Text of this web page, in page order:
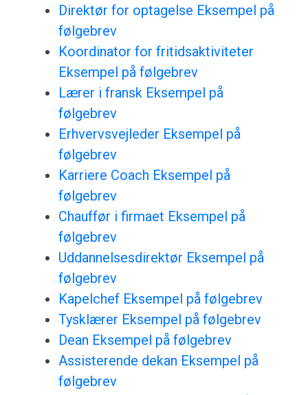
Direktør for optagelse Eksempel på
følgebrev
Koordinator for fritidsaktiviteter
Eksempel på følgebrev
Lærer i fransk Eksempel på
følgebrev
Erhvervsvejleder Eksempel på
følgebrev
Karriere Coach Eksempel på
følgebrev
Chauffør i firmaet Eksempel på
følgebrev
Uddannelsesdirektør Eksempel på
følgebrev
Kapelchef Eksempel på følgebrev
Tysklærer Eksempel på følgebrev
Dean Eksempel på følgebrev
Assisterende dekan Eksempel på
følgebrev